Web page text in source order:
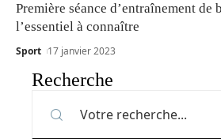
Première séance d’entraînement de
l’essentiel à connaître
Sport 17 janvier 2023
Recherche